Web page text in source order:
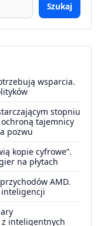
Szukaj
wsparcia.
stopniu
tajemnicy
pozwu
kopie cyfrowe”.
na płytach
AMD.
z inteligentnych